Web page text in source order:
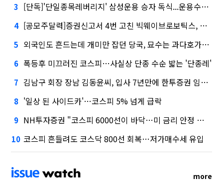
3 [단독]'단일종목레버리지' 삼성운용 승자 독식...운용수익 미래에셋의 6배
4 [공모주달력]증권신고서 4번 고친 빅웨이브로보틱스, 수요예측
5 외국인도 흔드는데 개미만 잡던 당국, 묘수는 과다호가부담금?
6 폭등후 미끄러진 코스피…사실상 단종 수순 밟는 '단종레'
7 김남구 회장 장남 김동윤씨, 입사 7년만에 한투증권 임원 승진
8 '일상 된 사이드카'…코스피 5% 넘게 급락
9 NH투자증권 "코스피 6000선이 바닥…미 금리 안정 후 추가 회복"
10 코스피 흔들려도 코스닥 800선 회복…저가매수세 유입
more